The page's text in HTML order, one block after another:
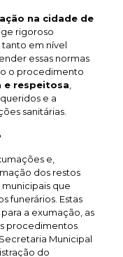
na cidade de
rigoroso
em nível
essas normas
o procedimento
e respeitosa
e a
sanitárias.
e,
dos restos
que
funerários. Estas
a exumação, as
procedimentos
Municipal
do